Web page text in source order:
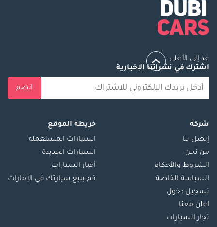
عد إلى الأعلى
اشترك في نشراتنا الإخبارية
انضم
شركة
إتصل بنا
من نحن
الشروط والأحكام
السياسة الخاصة
تسجيل دخول
اعلن معنا
تجار السيارات
خريطة الموقع
السيارات المستعملة
السيارات الجديدة
أخبار السيارات
قم ببيع سيارتك في الإمارات